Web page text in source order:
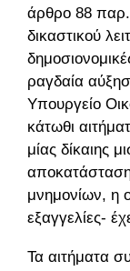
άρθρο 88
δικαστικού
ραγδαία
Υπουργείο
κάτωθι
μίας δίκαιης
μνημονίων, η
εξαγγελίες-
Τα αιτήματα